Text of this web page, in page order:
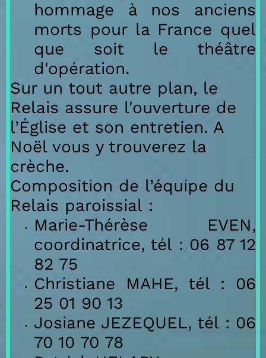
hommage à nos anciens
morts pour la France quel
que soit le théâtre
d'opération.
Sur un tout autre plan, le
Relais assure l'ouverture de
l’Église et son entretien. A
Noël vous y trouverez la
crèche.
Composition de l’équipe du
Relais paroissial :
Marie-Thérèse EVEN,
coordinatrice, tél : 06 87 12
82 75
Christiane MAHE, tél : 06
25 01 90 13
Josiane JEZEQUEL, tél : 06
70 10 70 78